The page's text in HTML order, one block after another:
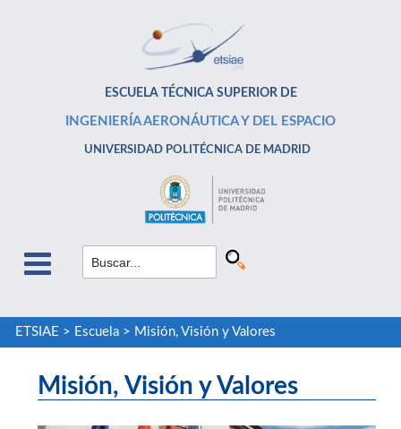
ESCUELA TÉCNICA SUPERIOR DE
INGENIERÍA AERONÁUTICA Y DEL ESPACIO
UNIVERSIDAD POLITÉCNICA DE MADRID
ETSIAE > Escuela> Misión, Visión y Valores
Misión, Visión y Valores